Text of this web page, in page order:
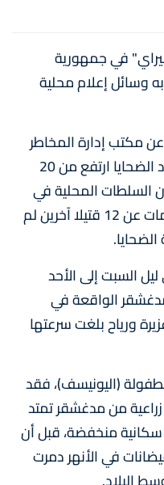
في جمهورية
به وسائل إعلام محلية
مكتب إدارة المخاطر
والكوارث في الجزيرة قوله إن عدد الضحايا ارتفع من 20
إلى أن السلطات المحلية في
بعض مناطق البلاد قدمت معلومات عن 12 قتيلا آخرين لم
السبت إلى الأحد
الواقعة في
ورياح بلغت سرعتها
(اليونيسف)، فقد
من مدغشقر تمتد
كثافة سكانية منخفضة، قبل أن
في الأنهر دمرت